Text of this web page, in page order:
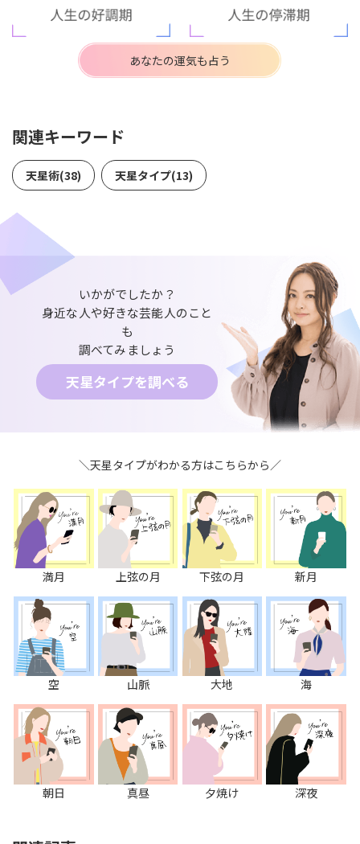
あなたの運気も占う
関連キーワード
天星術(38) 天星タイプ(13)
いかがでしたか？
身近な人や好きな芸能人のこと
も
調べてみましょう
天星タイプを調べる
＼天星タイプがわかる方はこちらから／
満月 上弦の月 下弦の月 新月
空 山脈 大地 海
朝日 真昼 夕焼け 深夜